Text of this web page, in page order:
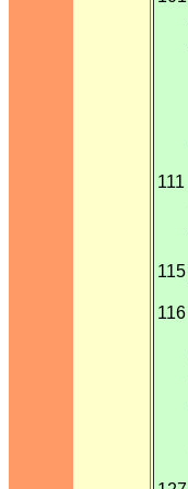
111
115
116